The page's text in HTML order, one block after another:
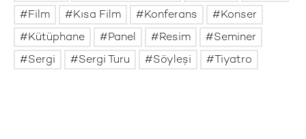
Film
Kısa Film Konferans
Konser
Kütüphane
Panel Resim
Seminer
Sergi
Sergi Turu Söyleşi Tiyatro